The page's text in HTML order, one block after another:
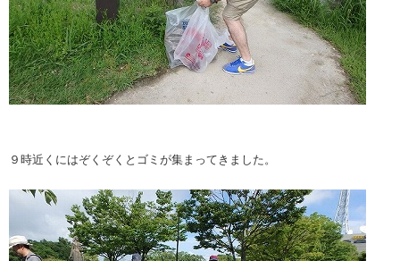
９時近くにはぞくぞくとゴミが集まってきました。